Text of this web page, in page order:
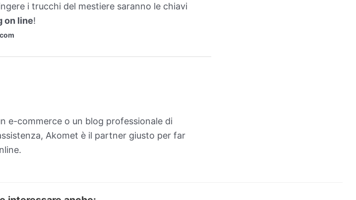
i trucchi del mestiere saranno le chiavi
on line!
e-commerce o un blog professionale di
Akomet è il partner giusto per far